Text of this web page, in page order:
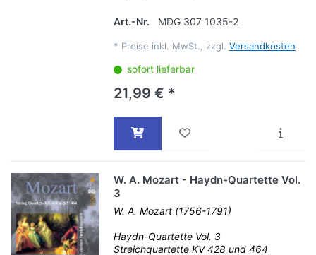
Art.-Nr. MDG 307 1035-2
* Preise inkl. MwSt., zzgl. Versandkosten
sofort lieferbar
21,99 € *
W. A. Mozart - Haydn-Quartette Vol.
3
W. A. Mozart (1756-1791)
Haydn-Quartette Vol. 3
Streichquartette KV 428 und 464